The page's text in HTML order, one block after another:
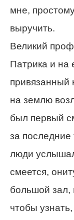
мне,
выручить.
Великий
Патрика и на
привязанный
на землю
был первый
за последние
люди
смеется,
большой зал,
чтобы